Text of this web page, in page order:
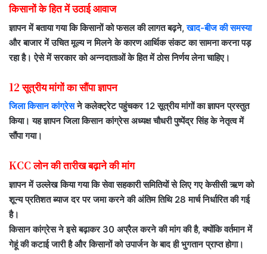
किसानों के हित में उठाई आवाज
ज्ञापन में बताया गया कि किसानों को फसल की लागत बढ़ने, खाद-बीज की समस्य
और बाजार में उचित मूल्य न मिलने के कारण आर्थिक संकट का सामना करना पड़
रहा है। ऐसे में सरकार को अन्नदाताओं के हित में ठोस निर्णय लेना चाहिए।
12 सूत्रीय मांगों का सौंपा ज्ञापन
जिला किसान कांग्रेसने कलेक्ट्रेट पहुंचकर 12 सूत्रीय मांगों का ज्ञापन प्रस्तुत
किया। यह ज्ञापन जिला किसान कांग्रेस अध्यक्ष चौधरी पुष्पेंद्र सिंह के नेतृत्व में
सौंपा गया।
KCC लोन की तारीख बढ़ाने की मांग
ज्ञापन में उल्लेख किया गया कि सेवा सहकारी समितियों से लिए गए केसीसी ऋण को
शून्य प्रतिशत ब्याज दर पर जमा करने की अंतिम तिथि 28 मार्च निर्धारित की गई
है।
किसान कांग्रेस ने इसे बढ़ाकर 30 अप्रैल करने की मांग की है, क्योंकि वर्तमान में
गेहूं की कटाई जारी है और किसानों को उपार्जन के बाद ही भुगतान प्राप्त होगा।